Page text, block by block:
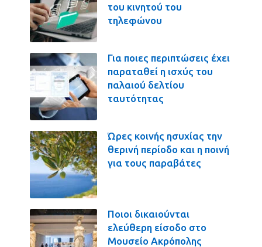
του κινητού του
τηλεφώνου
Για ποιες περιπτώσεις έχει
παραταθεί η ισχύς του
παλαιού δελτίου
ταυτότητας
Ώρες κοινής ησυχίας την
θερινή περίοδο και η ποινή
για τους παραβάτες
Ποιοι δικαιούνται
ελεύθερη είσοδο στο
Μουσείο Ακρόπολης